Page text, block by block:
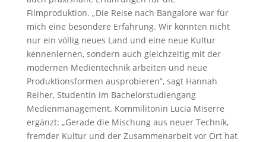
Filmproduktion. „Die Reise nach Bangalore war für
mich eine besondere Erfahrung. Wir konnten nicht
nur ein völlig neues Land und eine neue Kultur
kennenlernen, sondern auch gleichzeitig mit der
modernen Medientechnik arbeiten und neue
Produktionsformen ausprobieren”, sagt Hannah
Reiher, Studentin im Bachelorstudiengang
Medienmanagement. Kommilitonin Lucia Miserre
ergänzt: „Gerade die Mischung aus neuer Technik,
fremder Kultur und der Zusammenarbeit vor Ort hat